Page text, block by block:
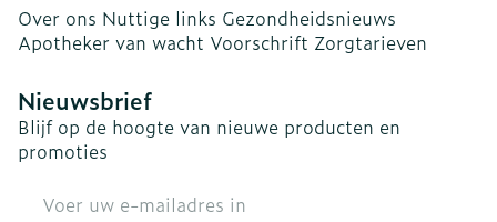
Over ons Nuttige links Gezondheidsnieuws
Apotheker van wacht Voorschrift Zorgtarieven
Nieuwsbrief
Blijf op de hoogte van nieuwe producten en
promoties